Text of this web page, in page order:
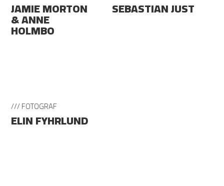
JAMIE MORTON
& ANNE
HOLMBO
SEBASTIAN JUST
/// FOTOGRAF
ELIN FYHRLUND